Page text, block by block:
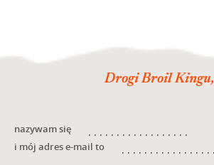
Drogi Broil Kingu,
nazywam się
i mój adres e-mail to